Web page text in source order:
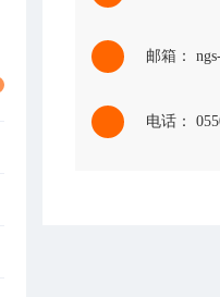
邮箱：
电话：